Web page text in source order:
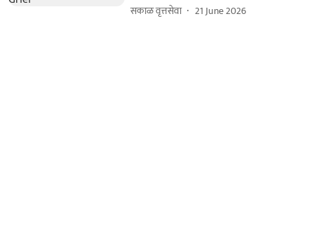
सकाळ वृत्तसेवा 21 June 2026